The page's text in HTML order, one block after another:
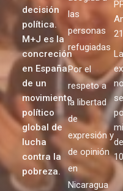
decisión
política.
M+J es la
concreción
en España
de un
movimiento
político
global de
lucha
contra la
pobreza.
las
personas
refugiadas
Por el
respeto a
la libertad
de
expresión y
de opinión
en
Nicaragua